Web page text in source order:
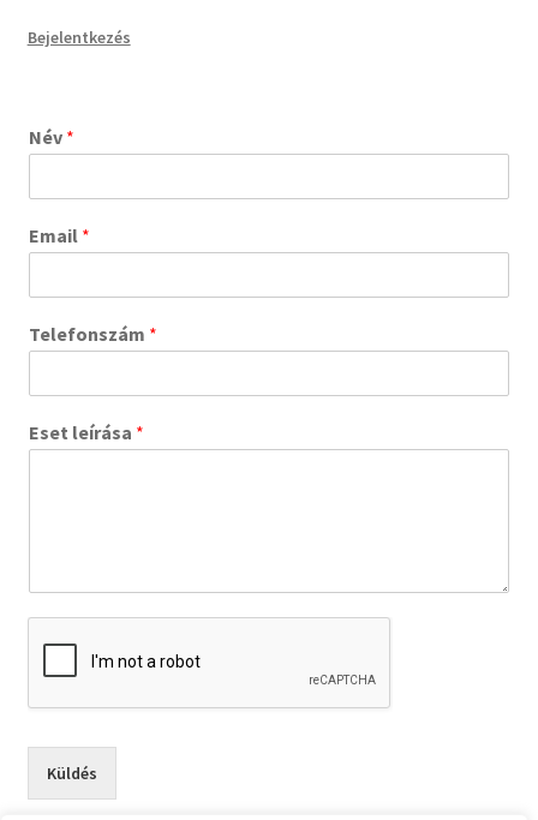
Bejelentkezés
Név *
Email *
Telefonszám *
Eset leírása *
Küldés